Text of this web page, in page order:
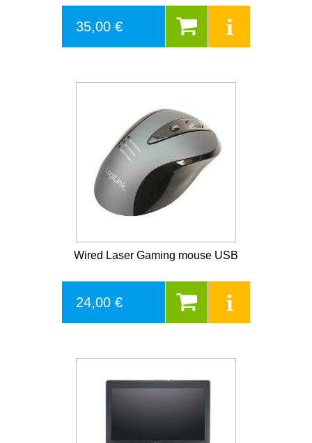
35,00 €
Wired Laser Gaming mouse USB
24,00 €